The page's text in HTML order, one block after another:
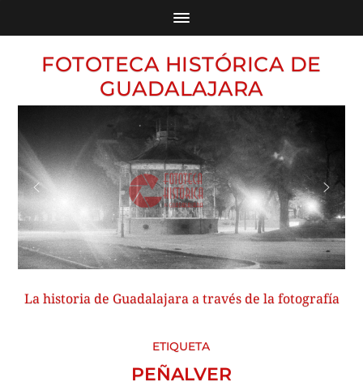
FOTOTECA HISTÓRICA DE
GUADALAJARA
La historia de Guadalajara a través de la fotografía
ETIQUETA
PEÑALVER